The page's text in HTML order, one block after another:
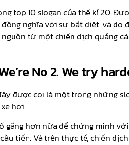
top 10 slogan của thế kỉ 20.
nghĩa với sự bất diệt, và
từ một chiến dịch quảng
No 2. We try
được coi là một trong những
hơi.
gắng hơn nữa để chứng minh
tiến. Và trên thực tế, chiến